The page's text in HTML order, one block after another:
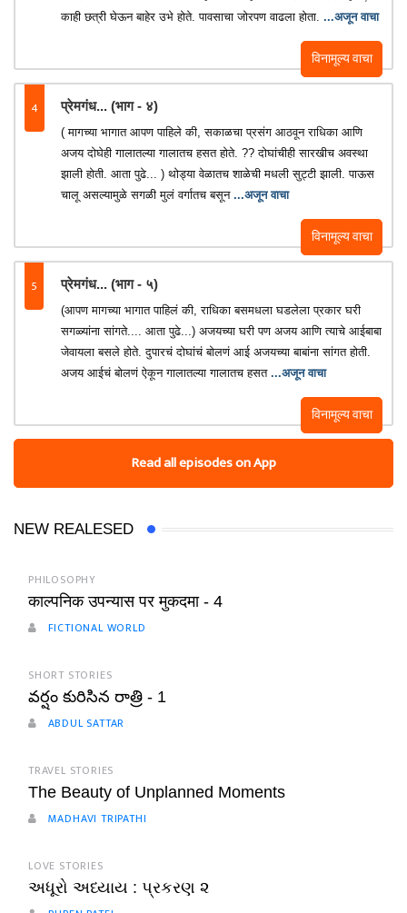
विनामूल्य वाचा
काही छत्री घेऊन बाहेर उभे होते. पावसाचा जोरपण वाढला होता. ...अजून वाचा
4 प्रेमगंध... (भाग - ४)
विनामूल्य वाचा
( मागच्या भागात आपण पाहिले की, सकाळचा प्रसंग आठवून राधिका आणि
अजय दोघेही गालातल्या गालातच हसत होते. ?? दोघांचीही सारखीच अवस्था
झाली होती. आता पुढे... ) थोड्या वेळातच शाळेची मधली सुट्टी झाली. पाऊस
चालू असल्यामुळे सगळी मुलं वर्गातच बसून ...अजून वाचा
5 प्रेमगंध... (भाग - ५)
विनामूल्य वाचा
(आपण मागच्या भागात पाहिलं की, राधिका बसमधला घडलेला प्रकार घरी
सगळ्यांना सांगते.... आता पुढे...) अजयच्या घरी पण अजय आणि त्याचे आईबाबा
जेवायला बसले होते. दुपारचं दोघांचं बोलणं आई अजयच्या बाबांना सांगत होती.
अजय आईचं बोलणं ऐकून गालातल्या गालातच हसत ...अजून वाचा
Read all episodes on App
NEW REALESED
PHILOSOPHY
काल्पनिक उपन्यास पर मुकदमा - 4
FICTIONAL WORLD
SHORT STORIES
వర్షం కురిసిన రాత్రి - 1
ABDUL SATTAR
TRAVEL STORIES
The Beauty of Unplanned Moments
MADHAVI TRIPATHI
LOVE STORIES
અધૂરો અધ્યાય : પ્રકરણ ૨